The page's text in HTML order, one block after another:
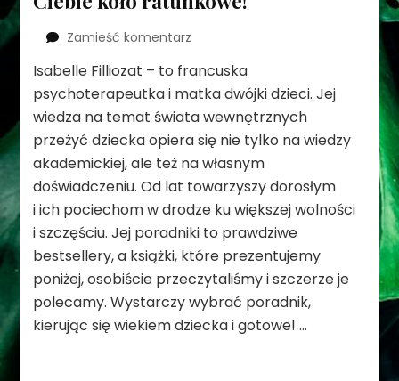
Zamieść komentarz
Problemy
wychowawcze?
Mamy
Ciebie
koło
ratunkowe!
Isabelle Filliozat – to francuska
psychoterapeutka i matka dwójki dzieci. Jej
wiedza na temat świata wewnętrznych
przeżyć dziecka opiera się nie tylko na wiedzy
akademickiej, ale też na własnym
doświadczeniu. Od lat towarzyszy dorosłym
i ich pociechom w drodze ku większej wolności
i szczęściu. Jej poradniki to prawdziwe
bestsellery, a książki, które prezentujemy
poniżej, osobiście przeczytaliśmy i szczerze je
polecamy. Wystarczy wybrać poradnik,
kierując się wiekiem dziecka i gotowe! …